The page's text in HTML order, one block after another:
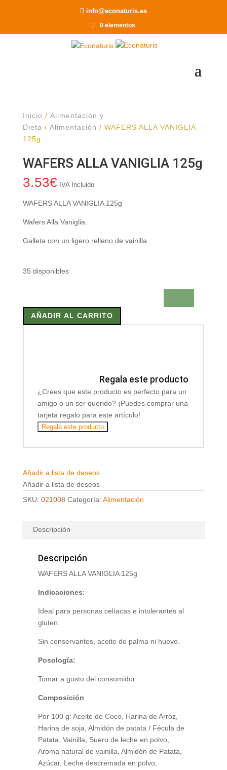
info@econaturis.es
0 elementos
Inicio / Alimentación y
Dieta / Alimentación / WAFERS ALLA VANIGLIA
125g
WAFERS ALLA VANIGLIA 125g
3.53€ IVA Incluido
WAFERS ALLA VANIGLIA 125g
Wafers Alla Vaniglia.
Galleta con un ligero relleno de vainilla.
35 disponibles
ALLA
VANIGLIA
AÑADIR AL CARRITO
Regala este producto
¿Crees que este producto es perfecto para un
amigo o un ser querido? ¡Puedes comprar una
tarjeta regalo para este artículo!
Regala este producto
Añadir a lista de deseos
Añadir a lista de deseos
SKU: 021008 Categoría: Alimentación
Descripción
Descripción
WAFERS ALLA VANIGLIA 125g
Indicaciones:
Ideal para personas celíacas e intolerantes al
gluten.
Sin conservantes, aceite de palma ni huevo.
Posología:
Tomar a gusto del consumidor.
Composición
Por 100 g: Aceite de Coco, Harina de Arroz,
Harina de soja, Almidón de patata / Fécula de
Patata, Vainilla, Suero de leche en polvo,
Aroma natural de vainilla, Almidón de Patata,
Azúcar, Leche descremada en polvo,